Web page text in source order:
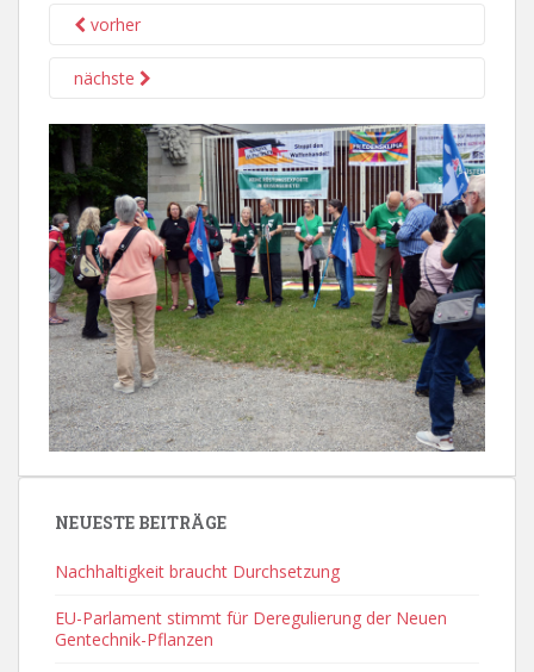
vorher
nächste
NEUESTE BEITRÄGE
Nachhaltigkeit braucht Durchsetzung
EU-Parlament stimmt für Deregulierung der Neuen
Gentechnik-Pflanzen